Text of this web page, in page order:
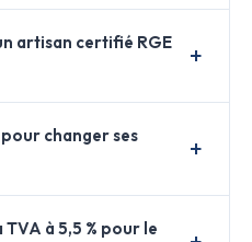
artisan certifié RGE
changer ses
à 5,5 % pour le